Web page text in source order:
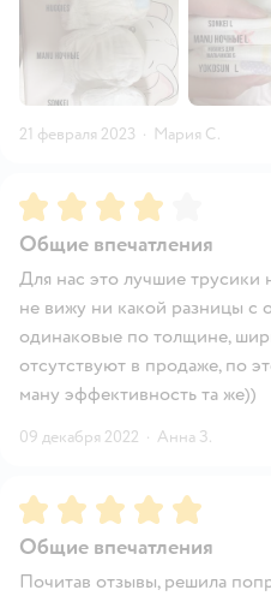
21 февраля 2023 · Мария С.
Рейтинг:4
Общие впечатления
Для нас это лучшие трусики
не вижу ни какой разницы
одинаковые по толщине,
отсутствуют в продаже, по
ману эффективность та же))
09 декабря 2022 · Анна З.
Рейтинг:5
Общие впечатления
Почитав отзывы, решила